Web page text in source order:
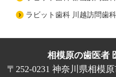
ラビット歯科 川越訪問歯科
相模原の歯医者
〒252-0231 神奈川県相模